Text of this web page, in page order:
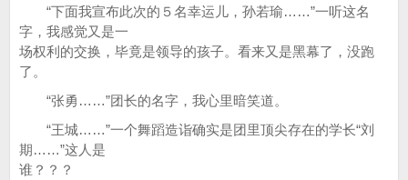
“下面我宣布此次的５名幸运儿，孙若瑜……”一听这名
字，我感觉又是一
场权利的交换，毕竟是领导的孩子。看来又是黑幕了，没跑
了。
“张勇……”团长的名字，我心里暗笑道。
“王城……”一个舞蹈造诣确实是团里顶尖存在的学长“刘
期……”这人是
谁？？？